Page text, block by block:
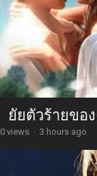
ยัยตัวร้ายขอ
0 views · 3 hours ago